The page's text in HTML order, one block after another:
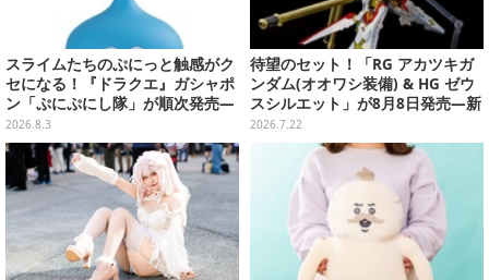
スライムたちのぷにっと触感がク
セになる！『ドラクエ』ガシャポ
ン「ぷにぷにし隊」が順次発売―
全4種ではぐれメタルは固め
2026.8.3
待望のセット！「RG アカツキガ
ンダム(オオワシ装備) & HG ゼウ
スシルエット」が8月8日発売―新
規造形の股関節強化パーツも付属
2026.7.22